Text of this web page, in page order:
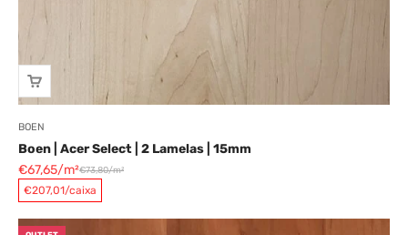
BOEN
Boen | Acer Select | 2 Lamelas | 15mm
Preço promocional
€67,65/m²€73,80/m²
€207,01/caixa